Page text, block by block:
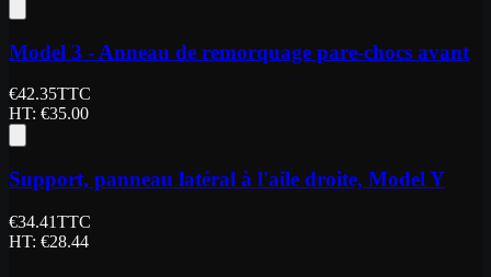
Model 3 - Anneau de remorquage pare-chocs avant
€42.35TTC
HT: €35.00
Support, panneau latéral à l'aile droite, Model Y
€34.41TTC
HT: €28.44